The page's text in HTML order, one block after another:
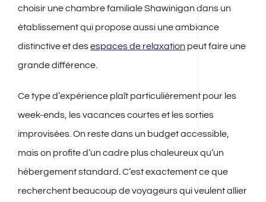
choisir une chambre familiale Shawinigan dans un
établissement qui propose aussi une ambiance
distinctive et desespaces de relaxation peut faire une
grande différence.
Ce type d’expérience plaît particulièrement pour les
week-ends, les vacances courtes et les sorties
improvisées. On reste dans un budget accessible,
mais on profite d’un cadre plus chaleureux qu’un
hébergement standard. C’est exactement ce que
recherchent beaucoup de voyageurs qui veulent allier